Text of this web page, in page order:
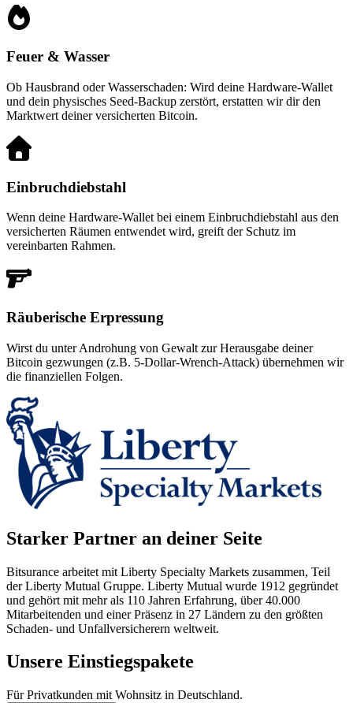
Feuer & Wasser
Ob Hausbrand oder Wasserschaden: Wird deine Hardware-Wallet
und dein physisches Seed-Backup zerstört, erstatten wir dir den
Marktwert deiner versicherten Bitcoin.
Einbruchdiebstahl
Wenn deine Hardware-Wallet bei einem Einbruchdiebstahl aus den
versicherten Räumen entwendet wird, greift der Schutz im
vereinbarten Rahmen.
Räuberische Erpressung
Wirst du unter Androhung von Gewalt zur Herausgabe deiner
Bitcoin gezwungen (z.B. 5-Dollar-Wrench-Attack) übernehmen wir
die finanziellen Folgen.
Starker Partner an deiner Seite
Bitsurance arbeitet mit Liberty Specialty Markets zusammen, Teil
der Liberty Mutual Gruppe. Liberty Mutual wurde 1912 gegründet
und gehört mit mehr als 110 Jahren Erfahrung, über 40.000
Mitarbeitenden und einer Präsenz in 27 Ländern zu den größten
Schaden- und Unfallversicherern weltweit.
Unsere Einstiegspakete
Für Privatkunden mit Wohnsitz in Deutschland.